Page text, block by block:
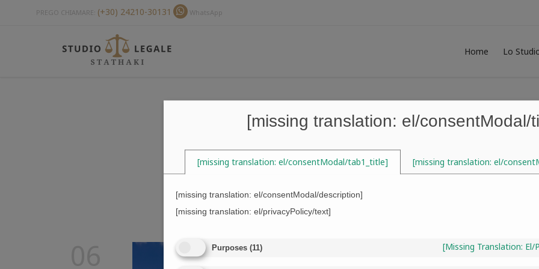
PREGO CHIAMARE: (+30) 24210-30131 WhatsApp
Home Lo
Tag:
Acquistare immobile in Grecia
[missing translation: el/consentModal/
[missing translation: el/consentModal/tab1_title] [missing translation: el/
[missing translation: el/consentModal/description]
[missing translation: el/privacyPolicy/text]
Purposes (11) [missing Translation: